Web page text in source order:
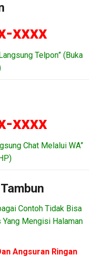
xxxx
Telpon” (Buka
xxxx
Chat Melalui WA”
Contoh Tidak Bisa
Mengisi Halaman
Angsuran Ringan